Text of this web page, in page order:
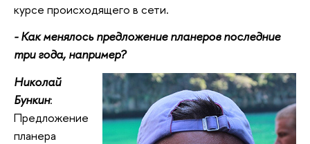
курсе происходящего в сети.
- Как менялось предложение планеров последние
три года, например?
Николай
Бункин:
Предложение
планера